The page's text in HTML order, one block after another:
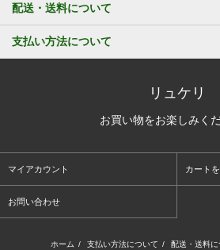
配送・送料について
支払い方法について
リュケリ
お買い物をお楽しみくだ
マイアカウント カート
お問い合わせ
ホーム / 支払い方法について / 配送・送料に